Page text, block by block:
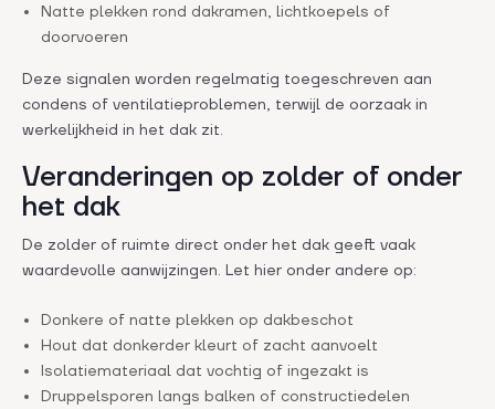
Natte plekken rond dakramen, lichtkoepels of
doorvoeren
Deze signalen worden regelmatig toegeschreven aan
condens of ventilatieproblemen, terwijl de oorzaak in
werkelijkheid in het dak zit.
Veranderingen op zolder of onder
het dak
De zolder of ruimte direct onder het dak geeft vaak
waardevolle aanwijzingen. Let hier onder andere op:
Donkere of natte plekken op dakbeschot
Hout dat donkerder kleurt of zacht aanvoelt
Isolatiemateriaal dat vochtig of ingezakt is
Druppelsporen langs balken of constructiedelen